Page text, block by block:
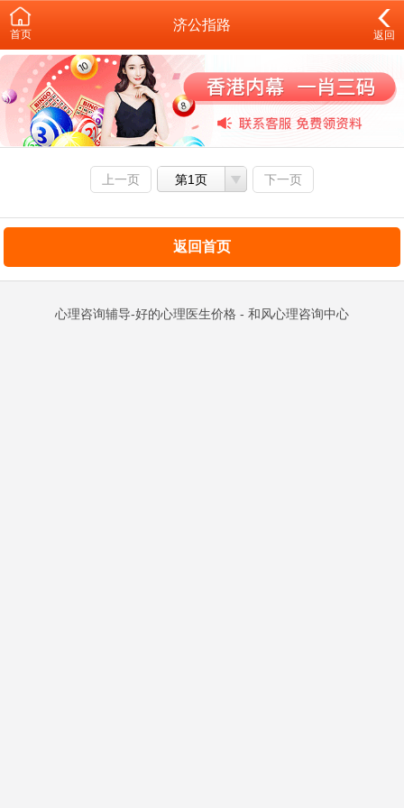
首页
济公指路
返回
上一页 第1页 下一页
返回首页
心理咨询辅导-好的心理医生价格 - 和风心理咨询中心